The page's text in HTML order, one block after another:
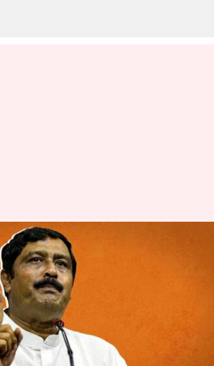
ने भाजपा नेता राहुल
करने पर लगाई 48
2021 12:49 pm